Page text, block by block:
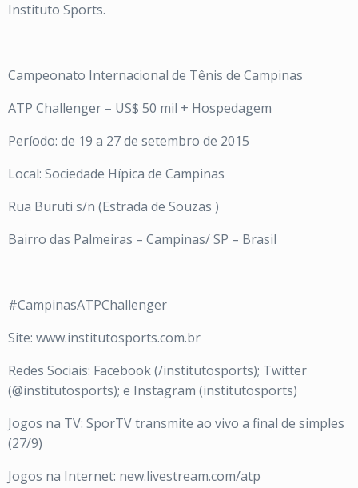
Instituto Sports.
Campeonato Internacional de Tênis de Campinas
ATP Challenger – US$ 50 mil + Hospedagem
Período: de 19 a 27 de setembro de 2015
Local: Sociedade Hípica de Campinas
Rua Buruti s/n (Estrada de Souzas )
Bairro das Palmeiras – Campinas/ SP – Brasil
#CampinasATPChallenger
Site: www.institutosports.com.br
Redes Sociais: Facebook (/institutosports); Twitter
(@institutosports); e Instagram (institutosports)
Jogos na TV: SporTV transmite ao vivo a final de simples
(27/9)
Jogos na Internet: new.livestream.com/atp